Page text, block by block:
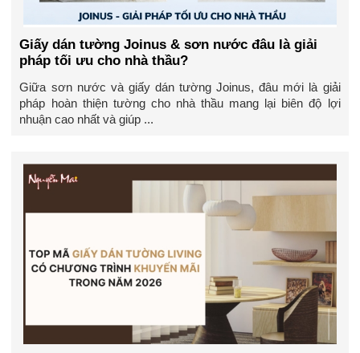
Giấy dán tường Joinus & sơn nước đâu là giải
pháp tối ưu cho nhà thầu?
Giữa sơn nước và giấy dán tường Joinus, đâu mới là giải
pháp hoàn thiện tường cho nhà thầu mang lại biên độ lợi
nhuận cao nhất và giúp ...